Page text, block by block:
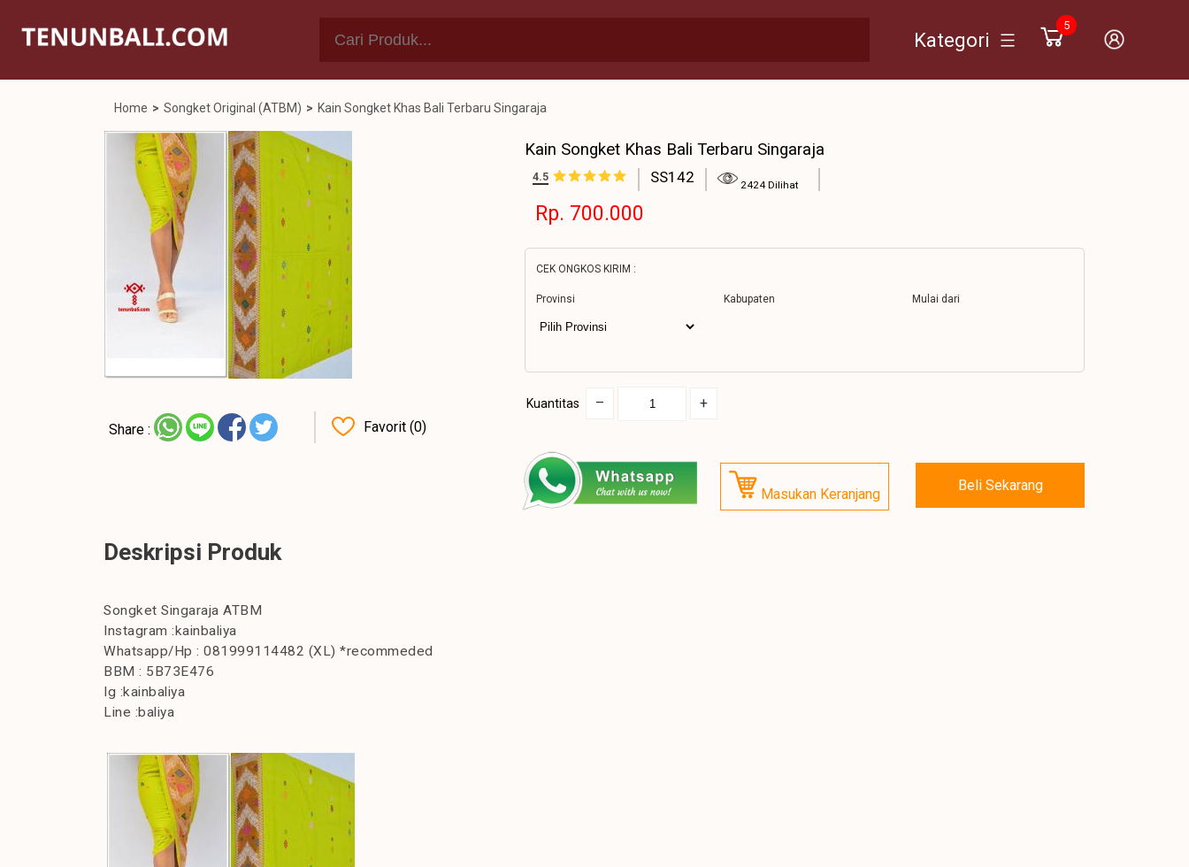
Kategori
5
Home > Songket Original (ATBM) > Kain Songket Khas Bali Terbaru Singaraja
Share : Favorit (0)
Kain Songket Khas Bali Terbaru Singaraja
4.5 SS142 2424 Dilihat
Rp. 700.000
CEK ONGKOS KIRIM :
Provinsi Kabupaten Mulai dari
Kuantitas – +
Masukan Keranjang
Beli Sekarang
Deskripsi Produk
Songket Singaraja ATBM
Instagram :kainbaliya
Whatsapp/Hp : 081999114482 (XL) *recommeded
BBM : 5B73E476
Ig :kainbaliya
Line :baliya